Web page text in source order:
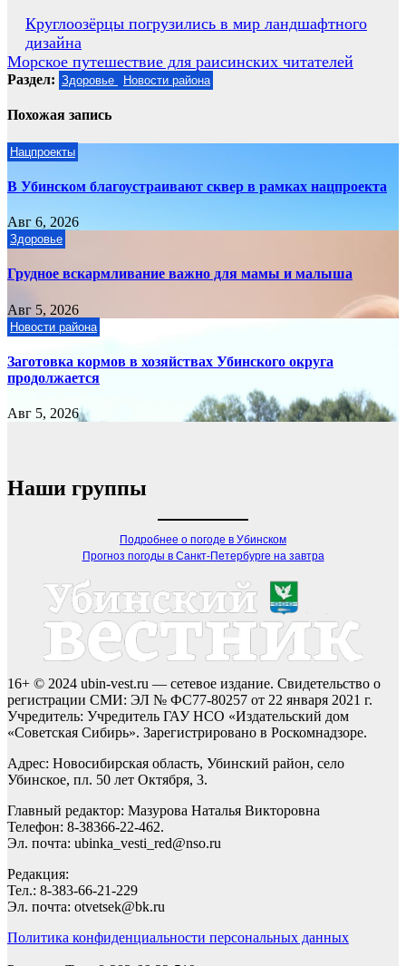
Навигация
по
записям
Круглоозёрцы погрузились в мир ландшафтного
дизайна
Морское путешествие для раисинских читателей
Раздел: Здоровье Новости района
Похожая запись
Нацпроекты
В Убинском благоустраивают сквер в рамках нацпроекта
Авг 6, 2026
Здоровье
Грудное вскармливание важно для мамы и малыша
Авг 5, 2026
Новости района
Заготовка кормов в хозяйствах Убинского округа
продолжается
Авг 5, 2026
Наши группы
Подробнее о погоде в Убинском
Прогноз погоды в Санкт-Петербурге на завтра
16+ © 2024 ubin-vest.ru — сетевое издание. Свидетельство о
регистрации СМИ: ЭЛ № ФС77-80257 от 22 января 2021 г.
Учредитель: Учредитель ГАУ НСО «Издательский дом
«Советская Сибирь». Зарегистрировано в Роскомнадзоре.
Адрес: Новосибирская область, Убинский район, село
Убинское, пл. 50 лет Октября, 3.
Главный редактор: Мазурова Наталья Викторовна
Телефон: 8-38366-22-462.
Эл. почта: ubinka_vesti_red@nso.ru
Редакция:
Тел.: 8-383-66-21-229
Эл. почта: otvetsek@bk.ru
Политика конфиденциальности персональных данных